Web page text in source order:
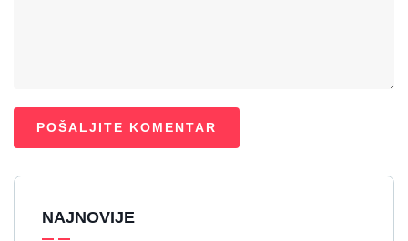
NAJNOVIJE